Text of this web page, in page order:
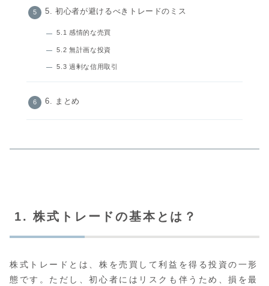
5. 初心者が避けるべきトレードのミス
5.1 感情的な売買
5.2 無計画な投資
5.3 過剰な信用取引
6. まとめ
1. 株式トレードの基本とは？
株式トレードとは、株を売買して利益を得る投資の一形
態です。ただし、初心者にはリスクも伴うため、損を最